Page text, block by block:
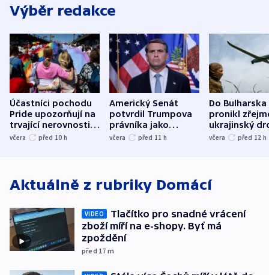
Výběr redakce
Účastníci pochodu
Pride upozorňují na
trvající nerovnosti i
společenskou
včera před 10 h
Americký Senát
potvrdil Trumpova
právníka jako
ministra
včera před 11 h
Do Bulharska
pronikl
ukrajinský
explodoval
včera před 12 h
Aktuálně z rubriky Domácí
VIDEO
Tlačítko pro snadné vrácení
zboží míří na e-shopy. Byť má
zpoždění
před 17 m